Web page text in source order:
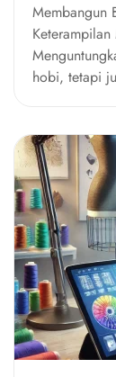
Membangun
hobi, tetapi